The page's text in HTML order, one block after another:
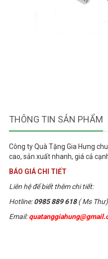
THÔNG TIN SẢN PHẨM
Công ty Quà Tặng Gia Hưng
cao, sản xuất nhanh, giá cả
BÁO GIÁ CHI TIẾT
Liên hệ để biết thêm chi tiết:
Hotline: 0985 889 618 ( Ms Thư)
Email: